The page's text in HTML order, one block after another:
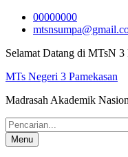
Skip
00000000
Selamat Datang di MTsN 3
MTs Negeri 3 Pamekasan
Madrasah Akademik
Search
for:Menu